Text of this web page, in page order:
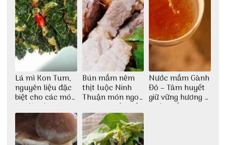
Lá mì Kon Tum,
nguyên liệu đặc
biệt cho các món
ăn độc đáo
Bún mắm nêm
thịt luộc Ninh
Thuận món ngon
dân dã miền biển
Nước mắm Gành
Đỏ – Tâm huyết
giữ vững hương vị
nước mắm sau